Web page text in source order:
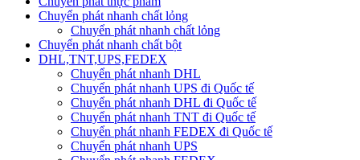
Chuyển phát nhanh chất lỏng
Chuyển phát nhanh chất lỏng
Chuyển phát nhanh chất bột
DHL,TNT,UPS,FEDEX
Chuyển phát nhanh DHL
Chuyển phát nhanh UPS đi Quốc tế
Chuyển phát nhanh DHL đi Quốc tế
Chuyển phát nhanh TNT đi Quốc tế
Chuyển phát nhanh FEDEX đi Quốc tế
Chuyển phát nhanh UPS